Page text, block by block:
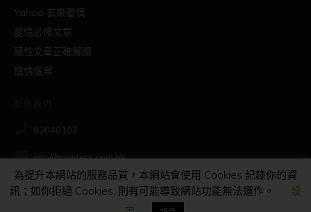
Yahoo 玄來愛情
愛情必修文章
感性文章正確解讀
感情個案
82040102
info@masters.com.hk
社交
為提升本網站的服務品質，本網站會使用 Cookies 記錄你的資
訊；如你拒絕 Cookies, 則有可能導致網站功能無法運作。
設